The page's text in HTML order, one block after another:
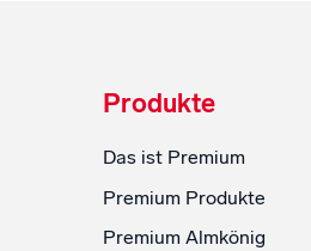
Produkte
Das ist Premium
Premium Produkte
Premium Almkönig